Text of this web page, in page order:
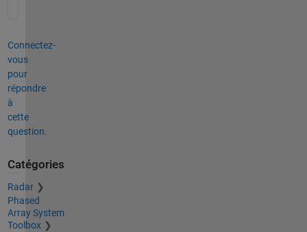
Connectez-
vous
pour
répondre
à
cette
question.
Catégories
Radar
Phased
Array System
Toolbox